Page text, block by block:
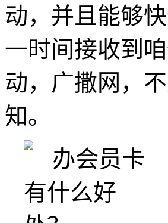
动，并且能够
一时间接收到
动，广撒网，
知。